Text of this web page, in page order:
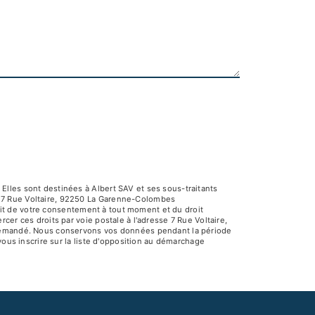
sont destinées à Albert SAV et ses sous-traitants
Voltaire, 92250 La Garenne-Colombes
de votre consentement à tout moment et du droit
ces droits par voie postale à l'adresse 7 Rue Voltaire,
Nous conservons vos données pendant la période
inscrire sur la liste d'opposition au démarchage